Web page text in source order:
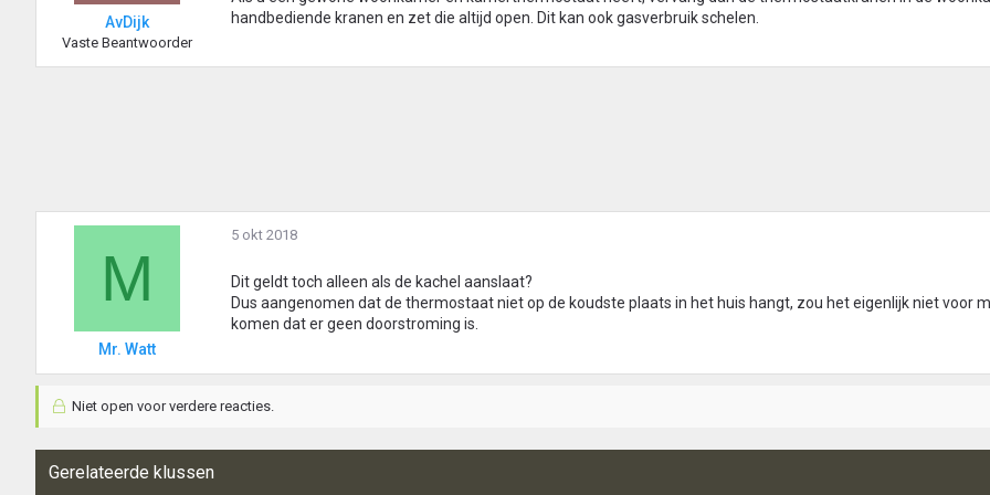
AvDijk
Vaste Beantwoorder
handbediende kranen en zet die altijd open. Dit kan ook gasverbruik schelen.
M
Mr. Watt
5 okt 2018
Dit geldt toch alleen als de kachel aanslaat?
Dus aangenomen dat de thermostaat niet op de koudste plaats in het huis hangt, zou het eigenlijk niet voor
komen dat er geen doorstroming is.
Niet open voor verdere reacties.
Gerelateerde klussen